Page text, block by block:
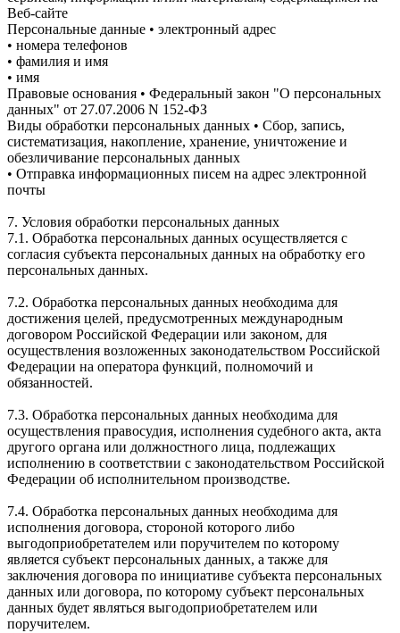
Веб-сайте
Персональные данные • электронный адрес
• номера телефонов
• фамилия и имя
• имя
Правовые основания • Федеральный закон "О персональных
данных" от 27.07.2006 N 152-ФЗ
Виды обработки персональных данных • Сбор, запись,
систематизация, накопление, хранение, уничтожение и
обезличивание персональных данных
• Отправка информационных писем на адрес электронной
почты
7. Условия обработки персональных данных
7.1. Обработка персональных данных осуществляется с
согласия субъекта персональных данных на обработку его
персональных данных.
7.2. Обработка персональных данных необходима для
достижения целей, предусмотренных международным
договором Российской Федерации или законом, для
осуществления возложенных законодательством Российской
Федерации на оператора функций, полномочий и
обязанностей.
7.3. Обработка персональных данных необходима для
осуществления правосудия, исполнения судебного акта, акта
другого органа или должностного лица, подлежащих
исполнению в соответствии с законодательством Российской
Федерации об исполнительном производстве.
7.4. Обработка персональных данных необходима для
исполнения договора, стороной которого либо
выгодоприобретателем или поручителем по которому
является субъект персональных данных, а также для
заключения договора по инициативе субъекта персональных
данных или договора, по которому субъект персональных
данных будет являться выгодоприобретателем или
поручителем.